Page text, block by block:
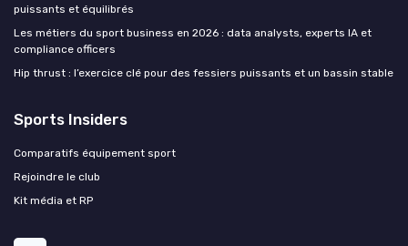
puissants et équilibrés
Les métiers du sport business en 2026 : data analysts, experts IA et
compliance officers
Hip thrust : l’exercice clé pour des fessiers puissants et un bassin stable
Sports Insiders
Comparatifs équipement sport
Rejoindre le club
Kit média et RP